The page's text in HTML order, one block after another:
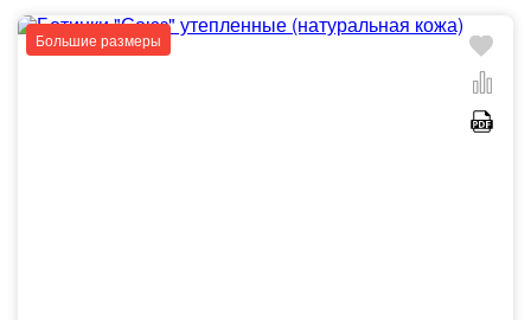
Большие размеры